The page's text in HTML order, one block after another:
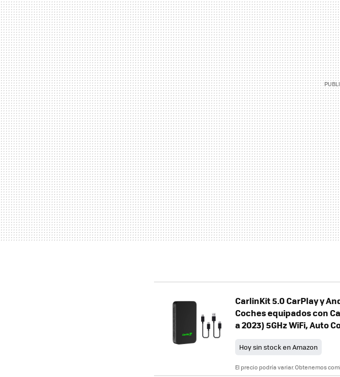
CarlinKit 5.0 CarPlay y
Coches equipados con
a 2023) 5GHz WiFi, Auto
Hoy sin stock en Amazon
El precio podría variar. Obtenemos